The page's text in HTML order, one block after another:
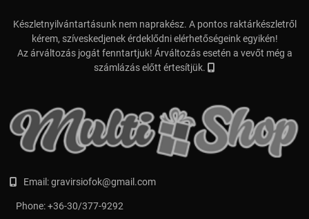
Készletnyilvántartásunk nem naprakész. A pontos raktárkészletről
kérem, szíveskedjenek érdeklődni elérhetőségeink egyikén!
Az árváltozás jogát fenntartjuk! Árváltozás esetén a vevőt még a
számlázás előtt értesítjük.
Email:gravirsiofok@gmail.com
Phone:+36-30/377-9292